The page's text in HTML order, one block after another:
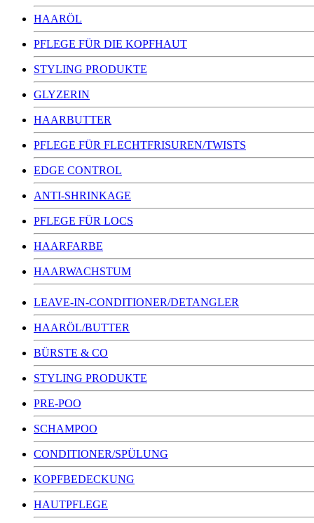
HAARÖL
PFLEGE FÜR DIE KOPFHAUT
STYLING PRODUKTE
GLYZERIN
HAARBUTTER
PFLEGE FÜR FLECHTFRISUREN/TWISTS
EDGE CONTROL
ANTI-SHRINKAGE
PFLEGE FÜR LOCS
HAARFARBE
HAARWACHSTUM
LEAVE-IN-CONDITIONER/DETANGLER
HAARÖL/BUTTER
BÜRSTE & CO
STYLING PRODUKTE
PRE-POO
SCHAMPOO
CONDITIONER/SPÜLUNG
KOPFBEDECKUNG
HAUTPFLEGE